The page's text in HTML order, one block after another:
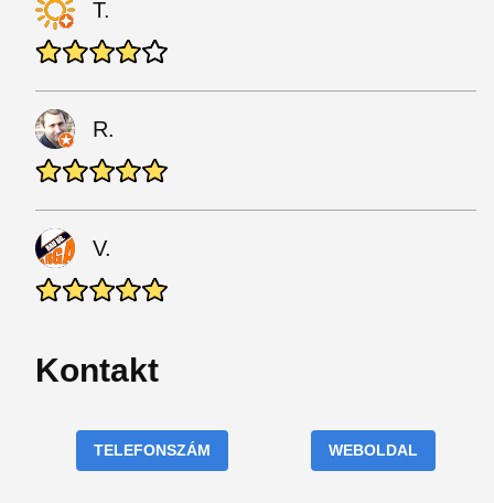
T.
R.
V.
Kontakt
TELEFONSZÁM WEBOLDAL